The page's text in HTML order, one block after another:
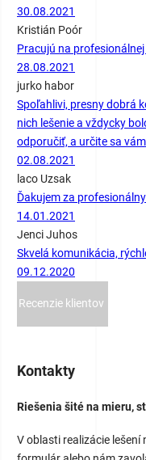
30.08.2021
Kristián Poór
Pracujú na
28.08.2021
jurko habor
Spoľahlivi, presny dobrá
nich lešenie a vždycky
odporučiť, a určite sa
02.08.2021
laco Uzsak
Ďakujem za
14.01.2021
Jenci Juhos
Skvelá komunikácia,
09.12.2020
Recenzie klientov
Kontakty
Riešenia šité na mieru,
V oblasti realizácie lešení